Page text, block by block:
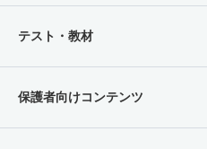
テスト・教材
保護者向けコンテンツ